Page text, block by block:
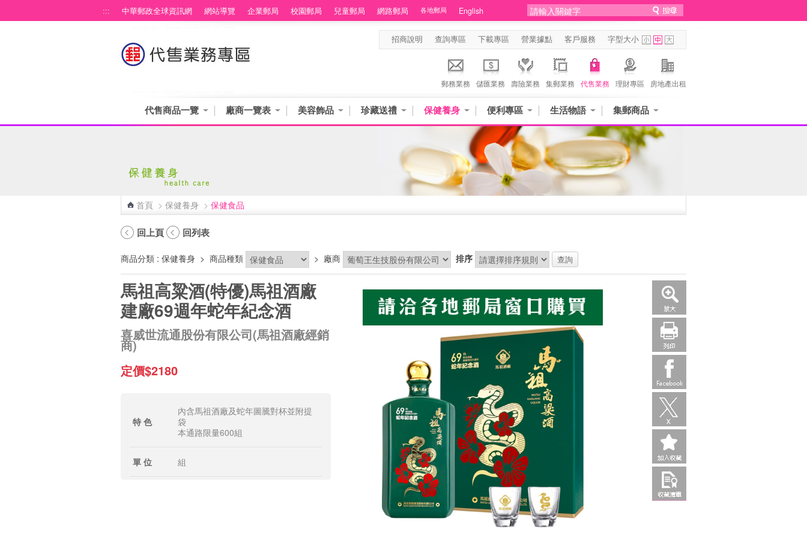
::: 中華郵政全球資訊網 網站導覽 企業郵局 校園郵局 兒童郵局 網路郵局 各地郵局 English
招商說明 查詢專區 下載專區 營業據點 客戶服務 字型大小
郵務業務 儲匯業務 壽險業務 集郵業務 代售業務 理財專區 房地產出租
代售商品一覽 廠商一覽表 美容飾品 珍藏送禮 保健養身 便利專區 生活物語 集郵商品
首頁 > 保健養身 > 保健食品
回上頁 回列表
商品分類 : 保健養身 > 商品種類 > 廠商 排序
馬祖高粱酒(特優)馬祖酒廠
建廠69週年蛇年紀念酒
喜威世流通股份有限公司(馬祖酒廠經銷
商)
定價$2180
特 色
內含馬祖酒廠及蛇年圖騰對杯並附提
袋
本通路限量600組
單 位 組